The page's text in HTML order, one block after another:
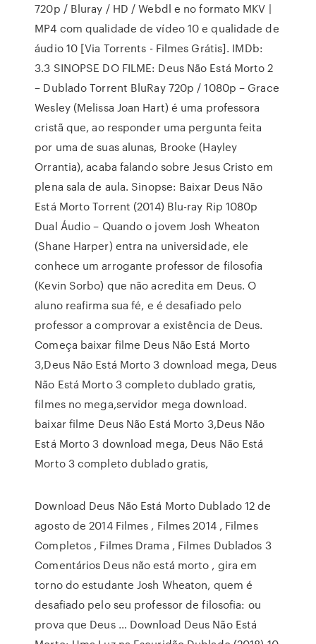
720p / Bluray / HD / Webdl e no formato MKV |
MP4 com qualidade de vídeo 10 e qualidade de
áudio 10 [Via Torrents - Filmes Grátis]. IMDb:
3.3 SINOPSE DO FILME: Deus Não Está Morto 2
– Dublado Torrent BluRay 720p / 1080p – Grace
Wesley (Melissa Joan Hart) é uma professora
cristã que, ao responder uma pergunta feita
por uma de suas alunas, Brooke (Hayley
Orrantia), acaba falando sobre Jesus Cristo em
plena sala de aula. Sinopse: Baixar Deus Não
Está Morto Torrent (2014) Blu-ray Rip 1080p
Dual Áudio – Quando o jovem Josh Wheaton
(Shane Harper) entra na universidade, ele
conhece um arrogante professor de filosofia
(Kevin Sorbo) que não acredita em Deus. O
aluno reafirma sua fé, e é desafiado pelo
professor a comprovar a existência de Deus.
Começa baixar filme Deus Não Está Morto
3,Deus Não Está Morto 3 download mega, Deus
Não Está Morto 3 completo dublado gratis,
filmes no mega,servidor mega download.
baixar filme Deus Não Está Morto 3,Deus Não
Está Morto 3 download mega, Deus Não Está
Morto 3 completo dublado gratis,
Download Deus Não Está Morto Dublado 12 de
agosto de 2014 Filmes , Filmes 2014 , Filmes
Completos , Filmes Drama , Filmes Dublados 3
Comentários Deus não está morto , gira em
torno do estudante Josh Wheaton, quem é
desafiado pelo seu professor de filosofia: ou
prova que Deus … Download Deus Não Está